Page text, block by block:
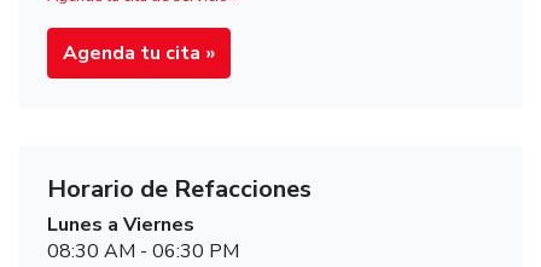
Agenda tu cita »
Horario de Refacciones
Lunes a Viernes
08:30 AM - 06:30 PM